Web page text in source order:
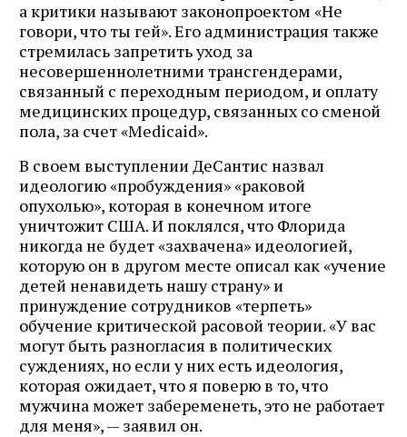
а критики называют законопроектом «Не
говори, что ты гей». Его администрация также
стремилась запретить уход за
несовершеннолетними трансгендерами,
связанный с переходным периодом, и оплату
медицинских процедур, связанных со сменой
пола, за счет «Medicaid».
В своем выступлении ДеСантис назвал
идеологию «пробуждения» «раковой
опухолью», которая в конечном итоге
уничтожит США. И поклялся, что Флорида
никогда не будет «захвачена» идеологией,
которую он в другом месте описал как «учение
детей ненавидеть нашу страну» и
принуждение сотрудников «терпеть»
обучение критической расовой теории. «У вас
могут быть разногласия в политических
суждениях, но если у них есть идеология,
которая ожидает, что я поверю в то, что
мужчина может забеременеть, это не работает
для меня», — заявил он.